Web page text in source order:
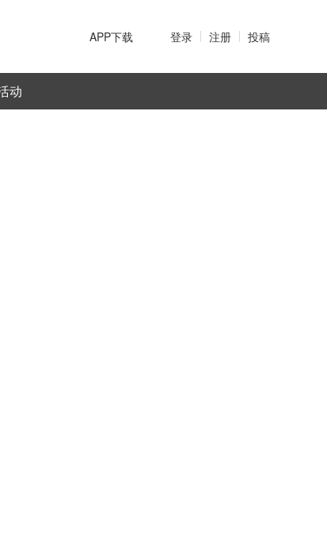
APP下载 登录 注册 投稿
动